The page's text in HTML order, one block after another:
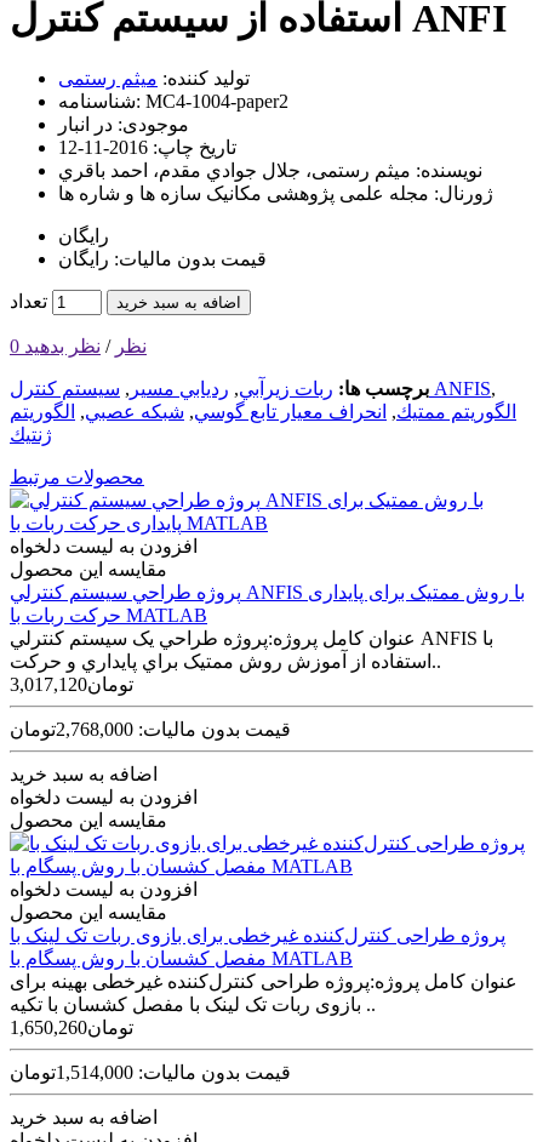
استفاده از سيستم كنترل ANFI
تولید کننده: میثم رستمی
شناسنامه: MC4-1004-paper2
موجودی: در انبار
تاریخ چاپ: 2016-11-12
نویسنده: میثم رستمی، جلال جوادي مقدم، احمد باقري
ژورنال: مجله علمی پژوهشی مکانیک سازه ها و شاره ها
رایگان
قیمت بدون مالیات: رایگان
تعداد اضافه به سبد خرید
0 نظر / نظر بدهید
برچسب ها: ربات زيرآبي, رديابي مسير , سيستم كنترل ANFIS,
الگوريتم ممتيك, انحراف معيار تابع گوسي, شبكه عصبي, الگوريتم
ژنتيك
محصولات مرتبط
افزودن به لیست دلخواه
مقایسه این محصول
پروژه طراحي سيستم کنترلي ANFIS با روش ممتیک برای پایداری
حرکت ربات با MATLAB
عنوان کامل پروژه:پروژه طراحي يک سيستم کنترلي ANFIS با
استفاده از آموزش روش ممتيک براي پايداري و حرکت..
3,017,120تومان
قیمت بدون مالیات: 2,768,000تومان
اضافه به سبد خرید
افزودن به لیست دلخواه
مقایسه این محصول
افزودن به لیست دلخواه
مقایسه این محصول
پروژه طراحی کنترل‌کننده غیرخطی برای بازوی ربات تک لینک با
مفصل کشسان با روش پسگام با MATLAB
عنوان کامل پروژه:پروژه طراحی کنترل‌کننده غیرخطی بهینه برای
بازوی ربات تک لینک با مفصل کشسان با تکیه ..
1,650,260تومان
قیمت بدون مالیات: 1,514,000تومان
اضافه به سبد خرید